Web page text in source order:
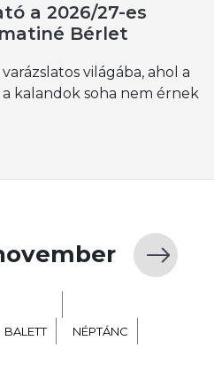
a 2026/27-es
Bérlet
világába, ahol a
kalandok soha nem érnek
BALETT
NÉPTÁNC